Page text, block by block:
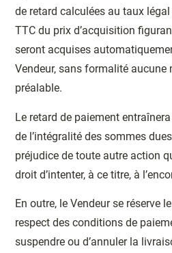
de retard calculées au taux
TTC du prix d’acquisition
seront acquises
Vendeur, sans formalité aucune
préalable.
Le retard de paiement
de l’intégralité des sommes
préjudice de toute autre action
droit d’intenter, à ce titre, à
En outre, le Vendeur se réserve
respect des conditions de
suspendre ou d’annuler la